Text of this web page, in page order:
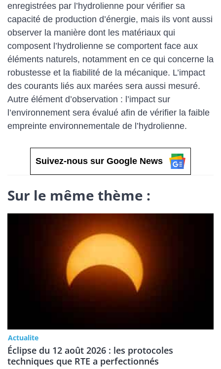
enregistrées par l’hydrolienne pour vérifier sa
capacité de production d’énergie, mais ils vont aussi
observer la manière dont les matériaux qui
composent l’hydrolienne se comportent face aux
éléments naturels, notamment en ce qui concerne la
robustesse et la fiabilité de la mécanique. L’impact
des courants liés aux marées sera aussi mesuré.
Autre élément d’observation : l’impact sur
l’environnement sera évalué afin de vérifier la faible
empreinte environnementale de l’hydrolienne.
Suivez-nous sur Google News
Sur le même thème :
Actualite
Éclipse du 12 août 2026 : les protocoles
techniques que RTE a perfectionnés